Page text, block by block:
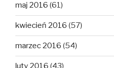
maj 2016 (61)
kwiecień 2016 (57)
marzec 2016 (54)
luty 2016 (43)